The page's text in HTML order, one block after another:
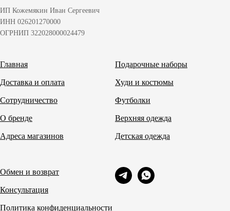
ИП Кожемякин Иван Сергеевич
ИНН 026201270000
ОГРНИП 322028000024479
Главная
Доставка и оплата
Сотрудничество
О бренде
Адреса магазинов
Подарочные наборы
Худи и костюмы
Футболки
Верхняя одежда
Детская одежда
Обмен и возврат
Консультация
Политика конфиденциальности